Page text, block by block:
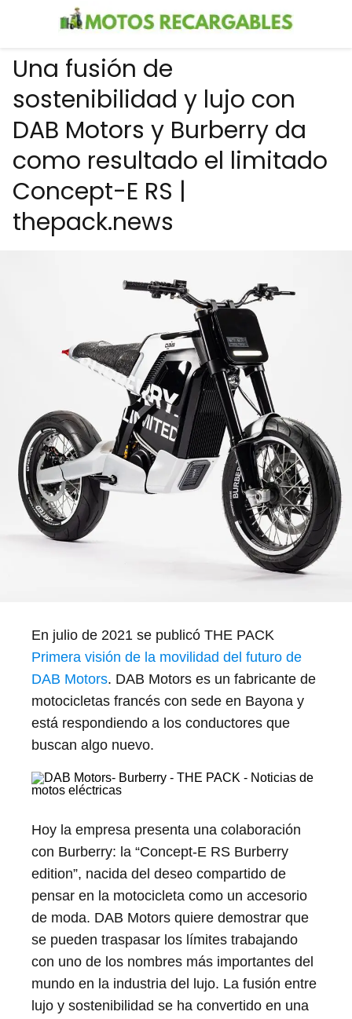
Una fusión de
sostenibilidad y lujo con
DAB Motors y Burberry da
como resultado el limitado
Concept-E RS |
thepack.news
En julio de 2021 se publicó THE PACK
Primera visión de la movilidad del futuro de
DAB Motors. DAB Motors es un fabricante de
motocicletas francés con sede en Bayona y
está respondiendo a los conductores que
buscan algo nuevo.
Hoy la empresa presenta una colaboración
con Burberry: la “Concept-E RS Burberry
edition”, nacida del deseo compartido de
pensar en la motocicleta como un accesorio
de moda. DAB Motors quiere demostrar que
se pueden traspasar los límites trabajando
con uno de los nombres más importantes del
mundo en la industria del lujo. La fusión entre
lujo y sostenibilidad se ha convertido en una